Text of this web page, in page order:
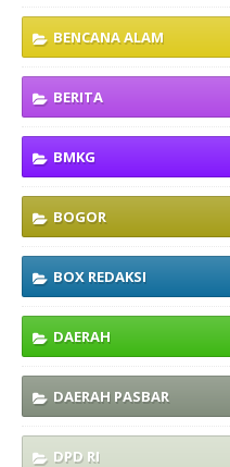
BENCANA ALAM
BERITA
BMKG
BOGOR
BOX REDAKSI
DAERAH
DAERAH PASBAR
DPD RI